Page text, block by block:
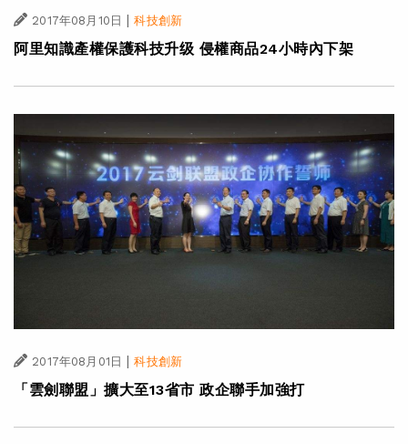
2017年08月10日 科技創新
阿里知識產權保護科技升级 侵權商品24小時內下架
2017年08月01日 | 科技創新
「雲劍聯盟」擴大至13省市 政企聯手加強打